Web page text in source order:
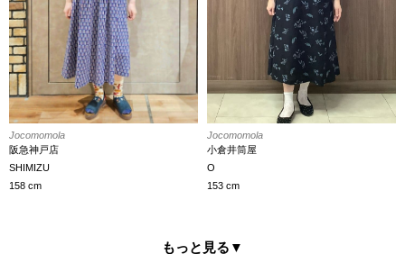
Jocomomola
阪急神戸店
SHIMIZU
158 cm
Jocomomola
小倉井筒屋
O
153 cm
もっと見る ▼